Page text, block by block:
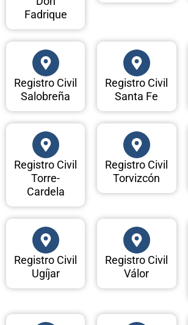
Fadrique
Registro Civil
Salobreña
Registro Civil
Santa Fe
Registro Civil
Torre-
Cardela
Registro Civil
Torvizcón
Registro Civil
Ugíjar
Registro Civil
Válor